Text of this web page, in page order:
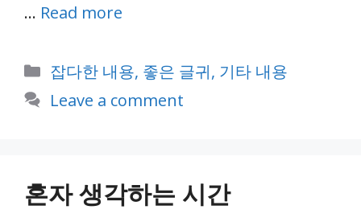
… Read more
Categories
잡다한 내용, 좋은 글귀, 기타 내용
Leave a comment
혼자 생각하는 시간